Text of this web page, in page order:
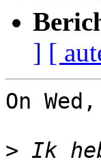
] [
On
> Ik